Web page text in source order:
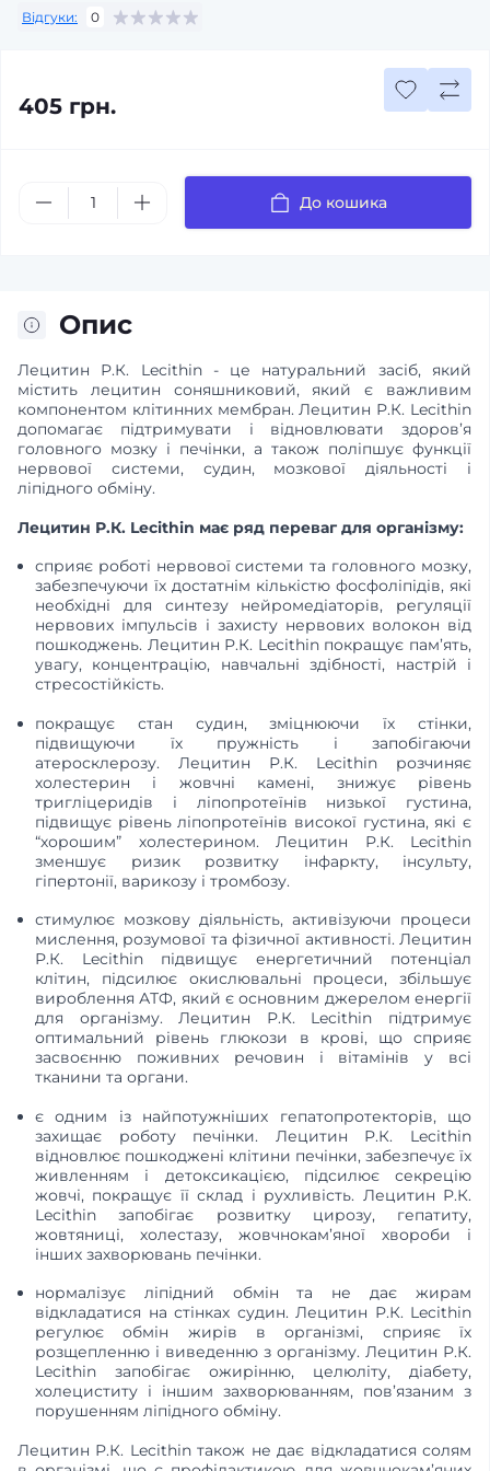
Відгуки: 0
405 грн.
До кошика
Опис
Лецитин Р.К. Lecithin - це натуральний засіб, який
містить лецитин соняшниковий, який є важливим
компонентом клітинних мембран. Лецитин Р.К. Lecithin
допомагає підтримувати і відновлювати здоров’я
головного мозку і печінки, а також поліпшує функції
нервової системи, судин, мозкової діяльності і
ліпідного обміну.
Лецитин Р.К. Lecithin має ряд переваг для організму:
сприяє роботі нервової системи та головного мозку,
забезпечуючи їх достатнім кількістю фосфоліпідів, які
необхідні для синтезу нейромедіаторів, регуляції
нервових імпульсів і захисту нервових волокон від
пошкоджень. Лецитин Р.К. Lecithin покращує пам’ять,
увагу, концентрацію, навчальні здібності, настрій і
стресостійкість.
покращує стан судин, зміцнюючи їх стінки,
підвищуючи їх пружність і запобігаючи
атеросклерозу. Лецитин Р.К. Lecithin розчиняє
холестерин і жовчні камені, знижує рівень
тригліцеридів і ліпопротеїнів низької густина,
підвищує рівень ліпопротеїнів високої густина, які є
“хорошим” холестерином. Лецитин Р.К. Lecithin
зменшує ризик розвитку інфаркту, інсульту,
гіпертонії, варикозу і тромбозу.
стимулює мозкову діяльність, активізуючи процеси
мислення, розумової та фізичної активності. Лецитин
Р.К. Lecithin підвищує енергетичний потенціал
клітин, підсилює окислювальні процеси, збільшує
вироблення АТФ, який є основним джерелом енергії
для організму. Лецитин Р.К. Lecithin підтримує
оптимальний рівень глюкози в крові, що сприяє
засвоєнню поживних речовин і вітамінів у всі
тканини та органи.
є одним із найпотужніших гепатопротекторів, що
захищає роботу печінки. Лецитин Р.К. Lecithin
відновлює пошкоджені клітини печінки, забезпечує їх
живленням і детоксикацією, підсилює секрецію
жовчі, покращує її склад і рухливість. Лецитин Р.К.
Lecithin запобігає розвитку цирозу, гепатиту,
жовтяниці, холестазу, жовчнокам’яної хвороби і
інших захворювань печінки.
нормалізує ліпідний обмін та не дає жирам
відкладатися на стінках судин. Лецитин Р.К. Lecithin
регулює обмін жирів в організмі, сприяє їх
розщепленню і виведенню з організму. Лецитин Р.К.
Lecithin запобігає ожирінню, целюліту, діабету,
холециститу і іншим захворюванням, пов’язаним з
порушенням ліпідного обміну.
Лецитин Р.К. Lecithin також не дає відкладатися солям